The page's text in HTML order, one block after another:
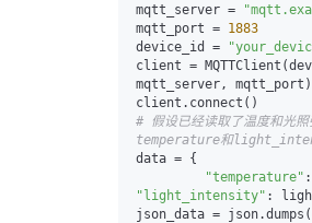
mqtt_server =
mqtt_port = 1883
device_id =
client =
mqtt_server, mqtt_port)
# 假设已经读取了温度和光
temperature和
data = {
"temperature"
"light_intensity" :
json_data =